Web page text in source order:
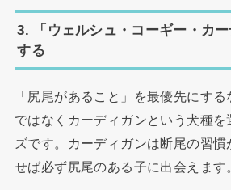
3. 「ウェルシュ・コーギー・カ
する
「尻尾があること」を最優先にす
ではなくカーディガンという犬種
ズです。カーディガンは断尾の習
せば必ず尻尾のある子に出会えます